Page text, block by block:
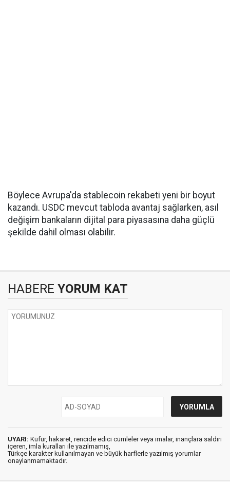
Böylece Avrupa'da stablecoin rekabeti yeni bir boyut
kazandı. USDC mevcut tabloda avantaj sağlarken, asıl
değişim bankaların dijital para piyasasına daha güçlü
şekilde dahil olması olabilir.
HABERE YORUM KAT
UYARI: Küfür, hakaret, rencide edici cümleler veya imalar, inançlara saldırı
içeren, imla kuralları ile yazılmamış,
Türkçe karakter kullanılmayan ve büyük harflerle yazılmış yorumlar
onaylanmamaktadır.